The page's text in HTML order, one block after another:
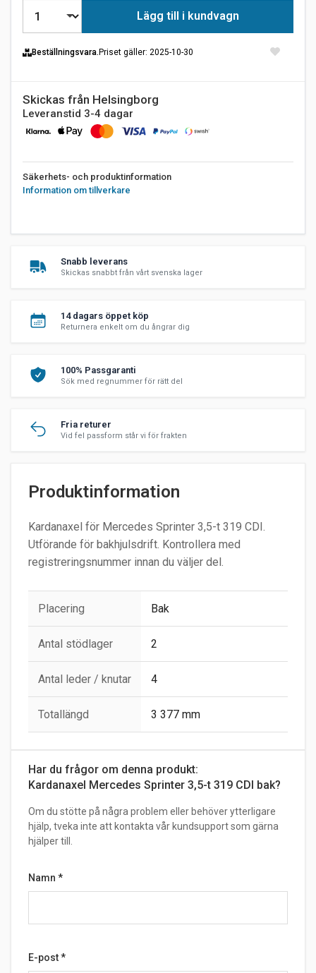
Lägg till i kundvagn
Beställningsvara. Priset gäller: 2025-10-30
Skickas från Helsingborg
Leveranstid 3-4 dagar
Säkerhets- och produktinformation
Information om tillverkare
Snabb leverans
Skickas snabbt från vårt svenska lager
14 dagars öppet köp
Returnera enkelt om du ångrar dig
100% Passgaranti
Sök med regnummer för rätt del
Fria returer
Vid fel passform står vi för frakten
Produktinformation
Kardanaxel för Mercedes Sprinter 3,5-t 319 CDI.
Utförande för bakhjulsdrift. Kontrollera med
registreringsnummer innan du väljer del.
Placering Bak
Antal stödlager 2
Antal leder / knutar 4
Totallängd 3 377 mm
Har du frågor om denna produkt:
Kardanaxel Mercedes Sprinter 3,5-t 319 CDI bak?
Om du stötte på några problem eller behöver ytterligare
hjälp, tveka inte att kontakta vår kundsupport som gärna
hjälper till.
Namn *
E-post*